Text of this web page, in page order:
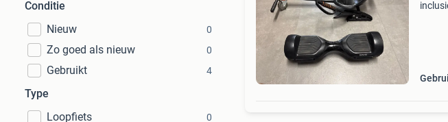
Conditie
Nieuw
0
Zo goed als nieuw 0
Gebruikt 4
Type
Loopfiets
0